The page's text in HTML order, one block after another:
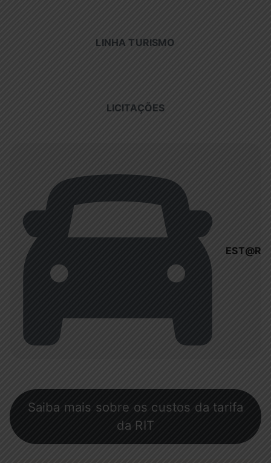
LINHA TURISMO
LICITAÇÕES
EST@R
Saiba mais sobre os custos da tarifa
da RIT